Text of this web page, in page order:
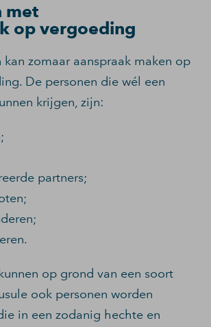
met
op vergoeding
zomaar aanspraak maken op
De personen die wél een
krijgen, zijn:
partners;
op grond van een soort
ook personen worden
in een zodanig hechte en